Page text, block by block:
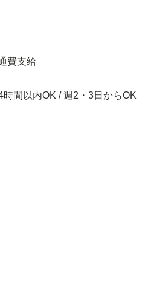
費支給
時間以内OK / 週2・3日からOK